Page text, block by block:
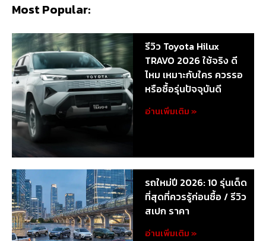
Most Popular:
รีวิว Toyota Hilux
TRAVO 2026 ใช้จริง ดี
ไหม เหมาะกับใคร ควรรอ
หรือซื้อรุ่นปัจจุบันดี
อ่านเพิ่มเติม »
รถใหม่ปี 2026: 10 รุ่นเด็ด
ที่สุดที่ควรรู้ก่อนซื้อ / รีวิว
สเปก ราคา
อ่านเพิ่มเติม »